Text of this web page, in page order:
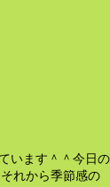
います＾＾今日の
それから季節感の